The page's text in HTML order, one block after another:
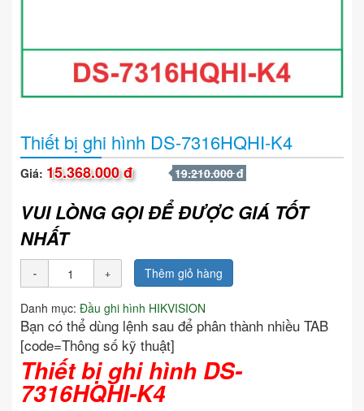
Thiết bị ghi hình DS-7316HQHI-K4
Giá: 15.368.000 đ 19.210.000 đ
VUI LÒNG GỌI ĐỂ ĐƯỢC GIÁ TỐT
NHẤT
Thêm giỏ hàng
Danh mục: Đầu ghi hình HIKVISION
Bạn có thể dùng lệnh sau để phân thành nhiều TAB
[code=Thông số kỹ thuật]
Thiết bị ghi hình DS-
7316HQHI-K4